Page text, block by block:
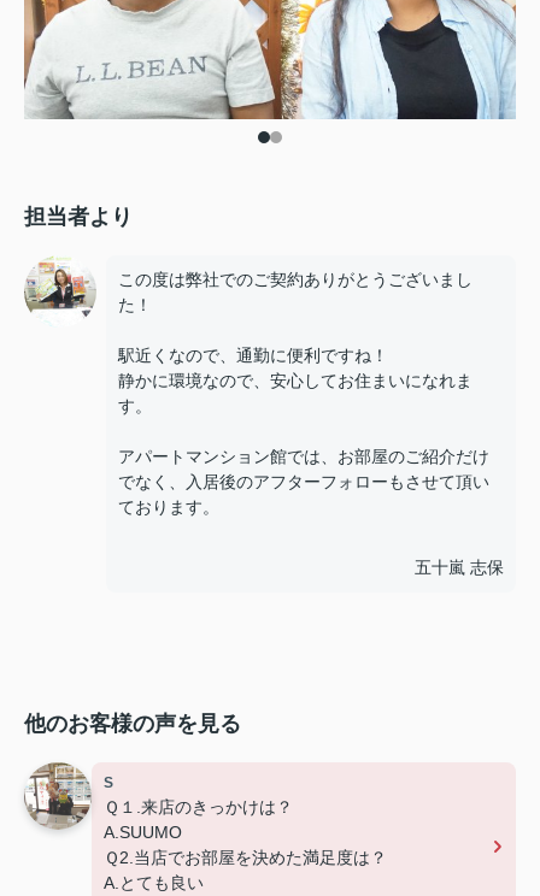
担当者より
この度は弊社でのご契約ありがとうございまし
た！
駅近くなので、通勤に便利ですね！
静かに環境なので、安心してお住まいになれま
す。
アパートマンション館では、お部屋のご紹介だけ
でなく、入居後のアフターフォローもさせて頂い
ております。
五十嵐 志保
他のお客様の声を見る
S
Ｑ１.来店のきっかけは？
A.SUUMO
Ｑ2.当店でお部屋を決めた満足度は？
A.とても良い